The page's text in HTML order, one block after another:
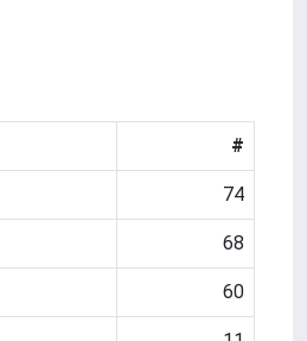
#
74
68
60